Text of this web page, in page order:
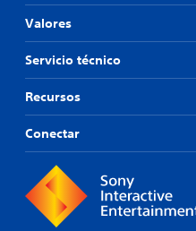
Valores
Servicio técnico
Recursos
Conectar